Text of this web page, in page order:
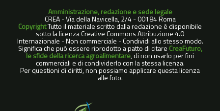
Amministrazione, redazione e sede legale
CREA - Via della Navicella, 2/4 - 00184 Roma
CopyrightTutto il materiale scritto dalla redazione è disponibile
sotto la licenza Creative Commons Attribuzione 4.0
Internazionale - Non commerciale - Condividi allo stesso modo.
Significa che può essere riprodotto a patto di citare CreaFuturo,
le sfide della ricerca agroalimentare, di non usarlo per fini
commerciali e di condividerlo con la stessa licenza.
Per questioni di diritti, non possiamo applicare questa licenza
alle foto.